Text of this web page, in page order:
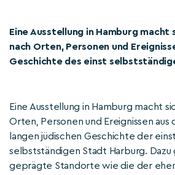
Eine Ausstellung in Hamburg macht
nach Orten, Personen und
Geschichte des einst
Eine Ausstellung in Hamburg macht
Orten, Personen und Ereignissen aus
langen jüdischen Geschichte der
selbstständigen Stadt Harburg. Dazu
geprägte Standorte wie die der